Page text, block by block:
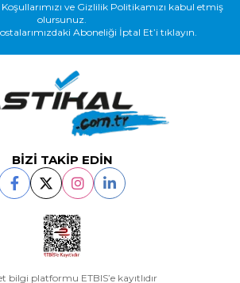
ve Gizlilik Politikamızı kabul etmiş
olursunuz.
Aboneliği İptal Et’i tıklayın.
BİZİ TAKİP EDİN
bilgi platformu ETBIS’e kayıtlıdır